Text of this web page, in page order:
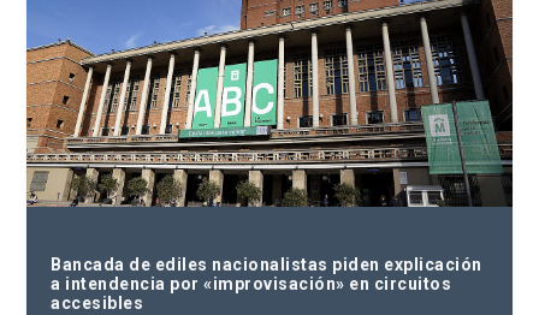
Bancada de ediles nacionalistas piden explicación
a intendencia por «improvisación» en circuitos
accesibles